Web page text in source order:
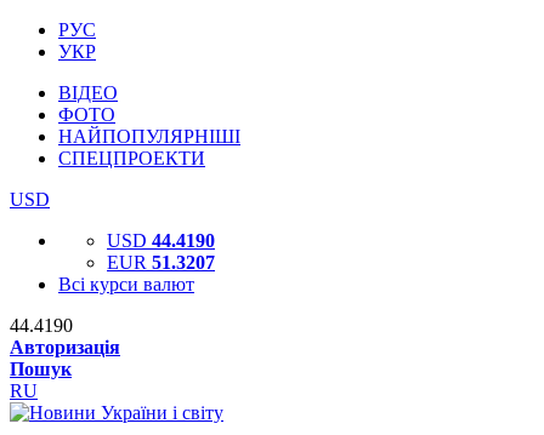
РУС
УКР
ВІДЕО
ФОТО
НАЙПОПУЛЯРНІШІ
СПЕЦПРОЕКТИ
USD
USD 44.4190
EUR 51.3207
Всі курси валют
44.4190
Авторизація
Пошук
RU